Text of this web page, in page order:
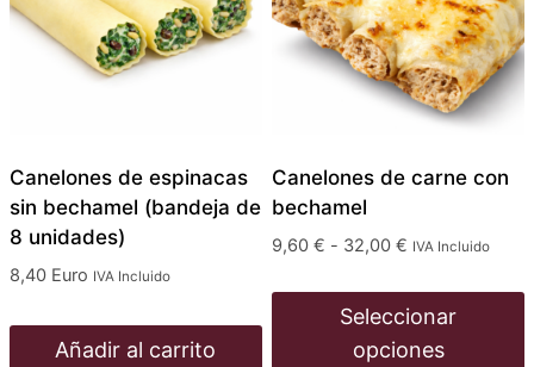
Canelones de espinacas
sin bechamel (bandeja de
8 unidades)
8,40 Euro IVA Incluido
Añadir al carrito
Canelones de carne con
bechamel
9,60 € - 32,00 € Rango
precios:
desde
9,60 €
IVA Incluido
Seleccionar
opciones